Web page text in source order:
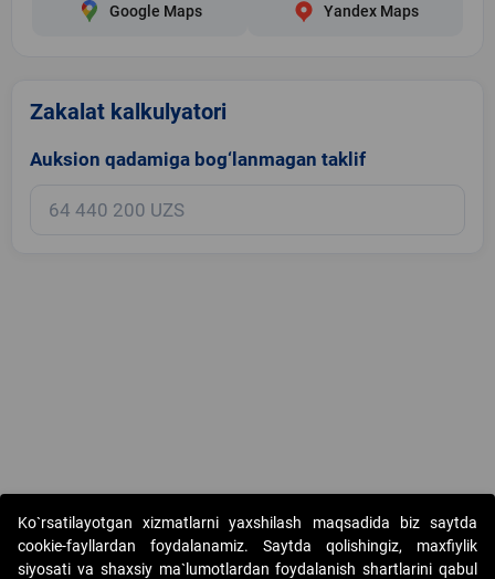
Google Maps Yandex Maps
Zakalat kalkulyatori
Auksion qadamiga bog‘lanmagan taklif
Copyright © 2017-2026. "Elektron onlayn-auksionlarni tashkil etish"
AJ. Barcha huquqlar himoyalangan
Ko`rsatilayotgan xizmatlarni yaxshilash maqsadida biz saytda
cookie-fayllardan foydalanamiz. Saytda qolishingiz, maxfiylik
siyosati va shaxsiy ma`lumotlardan foydalanish shartlarini qabul